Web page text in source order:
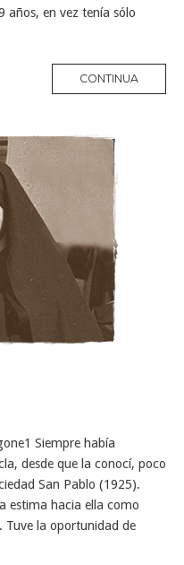
años, en vez tenía sólo
CONTINUA
Siempre había
desde que la conocí, poco
San Pablo (1925).
estima hacia ella como
Tuve la oportunidad de